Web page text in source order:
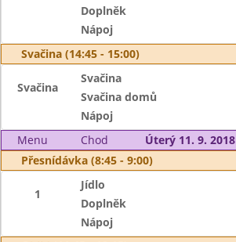
Doplněk
Nápoj
Svačina (14:45 - 15:00)
Svačina
Svačina
Svačina domů
Nápoj
Menu
Chod
Úterý 11. 9. 2018
Přesnídávka (8:45 - 9:00)
1
Jídlo
Doplněk
Nápoj